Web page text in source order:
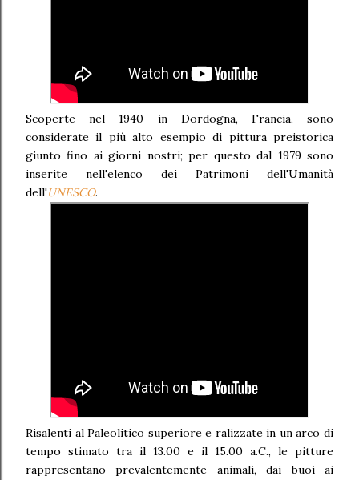
Scoperte nel 1940 in Dordogna, Francia, sono
considerate il più alto esempio di pittura preistorica
giunto fino ai giorni nostri; per questo dal 1979 sono
inserite nell'elenco dei Patrimoni dell'Umanità
dell'UNESCO.
Risalenti al Paleolitico superiore e ralizzate in un arco di
tempo stimato tra il 13.00 e il 15.00 a.C., le pitture
rappresentano prevalentemente animali, dai buoi ai